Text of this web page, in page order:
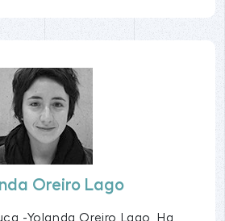
Oreiro Lago
-Yolanda Oreiro Lago, Ha